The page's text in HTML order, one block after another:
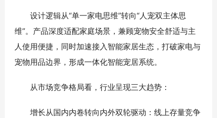
设计逻辑从“单一家电思维”转向“人宠双主体思
维”。产品深度适配家庭场景，兼顾宠物安全舒适与主
人使用便捷，同时加速接入智能家居生态，打破家电与
宠物用品边界，形成一体化智能宠居系统。
从市场竞争格局看，行业呈现三大趋势：
增长从国内内卷转向内外双轮驱动：线上存量竞争